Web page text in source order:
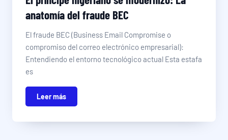
anatomía del fraude BEC
El fraude BEC (Business Email Compromise o
compromiso del correo electrónico empresarial):
Entendiendo el entorno tecnológico actual Esta estafa
es
Leer más